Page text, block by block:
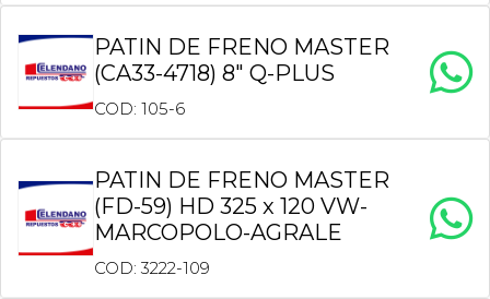
PATIN DE FRENO MASTER
(CA33-4718) 8″ Q-PLUS
COD: 105-6
PATIN DE FRENO MASTER
(FD-59) HD 325 x 120 VW-
MARCOPOLO-AGRALE
COD: 3222-109